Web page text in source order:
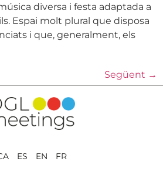
diversa i festa adaptada a
Espai molt plural que disposa
i que, generalment, els
Següent →
ES EN FR